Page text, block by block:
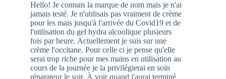
Hello! Je connais la marque de nom mais je n'ai
jamais testé. Je n'utilisais pas vraiment de crème
pour les mais jusqu'à l'arrivée du Covid19 et de
l'utilisation du gel hydra alcoolique plusieurs
fois par heure. Actuellement je suis sur une
crème l'occitane. Pour celle ci je pense qu'elle
serai trop riche pour mes mains en utilisation au
cours de la journée je la privilégierai en soin
réparateur le soir. À voir quand j'aurai terminé